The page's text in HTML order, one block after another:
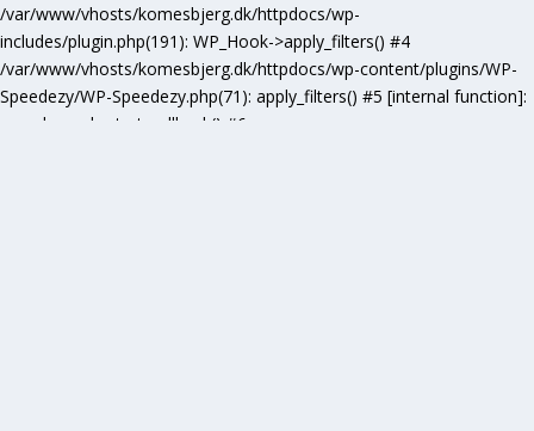
/var/www/vhosts/komesbjerg.dk/httpdocs/wp-
includes/plugin.php(191): WP_Hook->apply_filters() #4
/var/www/vhosts/komesbjerg.dk/httpdocs/wp-content/plugins/WP-
Speedezy/WP-Speedezy.php(71): apply_filters() #5 [internal function]:
speedezy_ob_start_callback() #6